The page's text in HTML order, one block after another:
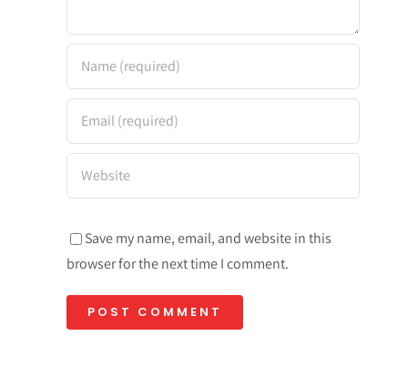
Save my name, email, and website in this
browser for the next time I comment.